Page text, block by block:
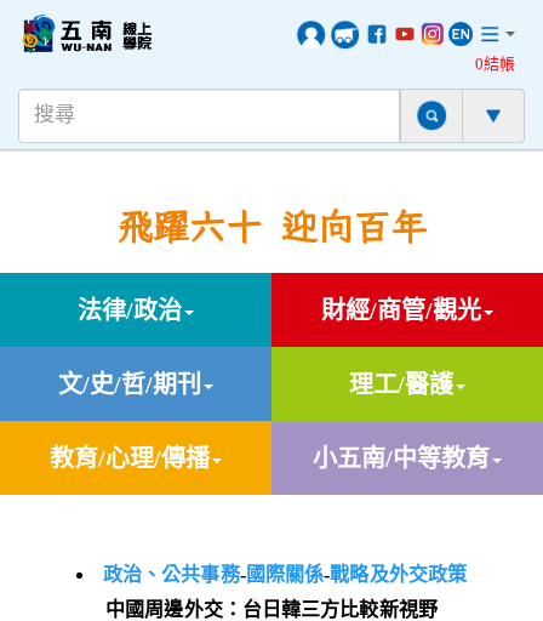
0結帳
飛躍六十 迎向百年
法律/政治 財經/商管/觀光
文/史/哲/期刊 理工/醫護
教育/心理/傳播 小五南/中等教育
政治、公共事務-國際關係-戰略及外交政策
中國周邊外交：台日韓三方比較新視野